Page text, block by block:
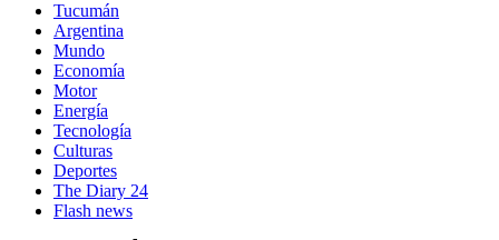
Tucumán
Argentina
Mundo
Economía
Motor
Energía
Tecnología
Culturas
Deportes
The Diary 24
Flash news